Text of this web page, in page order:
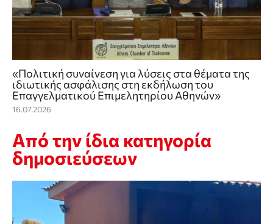
«Πολιτική συναίνεση για λύσεις στα θέματα της
ιδιωτικής ασφάλισης στη εκδήλωση του
Επαγγελματικού Επιμελητηρίου Αθηνών»
16.07.2026
Από την ίδια κατηγορία
δημοσιεύσεων